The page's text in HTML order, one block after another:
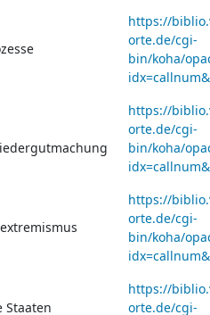
https://
orte.de/cgi-
bin/koha/
https://
orte.de/cgi-
bin/koha/
https://
orte.de/cgi-
bin/koha/
Staaten
https://
orte.de/cgi-